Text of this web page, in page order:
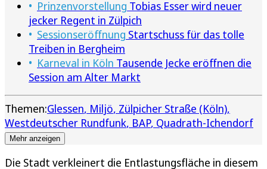
Prinzenvorstellung Tobias Esser wird neuer
jecker Regent in Zülpich
Sessionseröffnung Startschuss für das tolle
Treiben in Bergheim
Karneval in Köln Tausende Jecke eröffnen die
Session am Alter Markt
Themen:Glessen Miljö Zülpicher Straße (Köln)
Westdeutscher Rundfunk BAP Quadrath-Ichendorf
Mehr anzeigen
Die Stadt verkleinert die Entlastungsfläche in diesem